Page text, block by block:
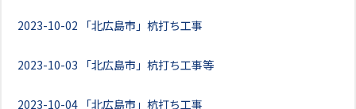
2023-10-02 「北広島市」杭打ち工事
2023-10-03 「北広島市」杭打ち工事等
2023-10-04 「北広島市」杭打ち工事